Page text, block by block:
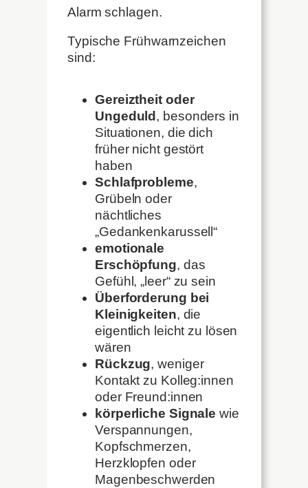
Alarm schlagen.
Typische Frühwarnzeichen
sind:
Gereiztheit oder
Ungeduld , besonders in
Situationen, die dich
früher nicht gestört
haben
Schlafprobleme,
Grübeln oder
nächtliches
„Gedankenkarussell“
emotionale
Erschöpfung, das
Gefühl, „leer“ zu sein
Überforderung bei
Kleinigkeiten, die
eigentlich leicht zu lösen
wären
Rückzug, weniger
Kontakt zu Kolleg:innen
oder Freund:innen
körperliche Signale wie
Verspannungen,
Kopfschmerzen,
Herzklopfen oder
Magenbeschwerden